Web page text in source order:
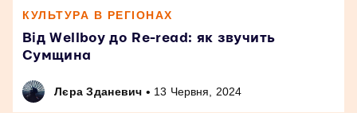
КУЛЬТУРА В РЕГІОНАХ
Від Wellboy до Re-read: як звучить
Сумщина
Лєра Зданевич • 13 Червня, 2024